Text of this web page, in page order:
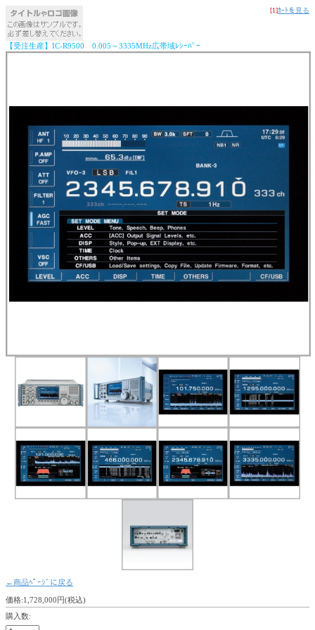
[1]ｶｰﾄを見る
【受注生産】IC-R9500 0.005～3335MHz広帯域ﾚｼｰﾊﾞｰ
←商品ﾍﾟｰｼﾞに戻る
価格:1,728,000円(税込)
購入数: